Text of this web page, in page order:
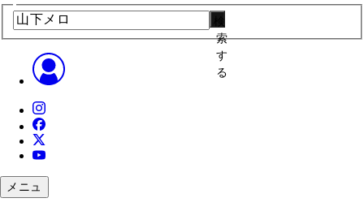
索
す
る
メニュ